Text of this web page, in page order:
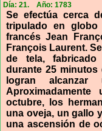
Día: 21.
Año: 1783
Se efectúa cerca
tripulado en
francés Jean
François Laurent.
de tela, fabricado
durante 25
logran
octubre, los
una oveja, un gallo
una ascensión de